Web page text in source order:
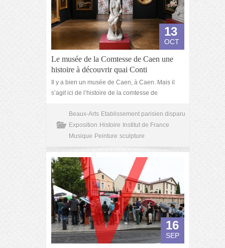
13
OCT
Le musée de la Comtesse de Caen une
histoire à découvrir quai Conti
Il y a bien un musée de Caen, à Caen. Mais il
s’agit ici de l’histoire de la comtesse de
Beaux-Arts Etablissement parisien disparu
Exposition Histoire
Institut de France
Musique Peinture sculpture
16
SEP